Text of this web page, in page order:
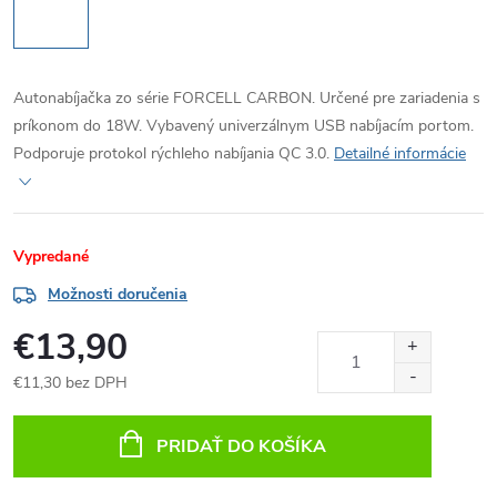
Autonabíjačka zo série FORCELL CARBON. Určené pre zariadenia s
príkonom do 18W. Vybavený univerzálnym USB nabíjacím portom.
Podporuje protokol rýchleho nabíjania QC 3.0. Detailné informácie
Vypredané
Možnosti doručenia
€13,90
€11,30 bez DPH
PRIDAŤ DO KOŠÍKA